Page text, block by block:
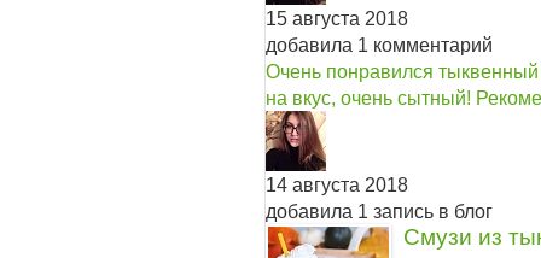
15 августа 2018
добавила 1 комментарий
Очень понравился
на вкус, очень сытный!
14 августа 2018
добавила 1 запись в блог
Смузи из